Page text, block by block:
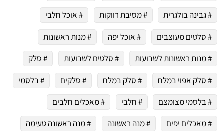
# גבינה בולגרית
# מסיבת רווקות
# אוכל חלבי
# סלטים מעוצבים
# אוכל יפה
# מנות ראשונות
# מנות ראשונות לשבועות
# סלטים לשבועות
# סלק
# סלק אפוי במלח
# סלק במלח # סלקים
# בלסמי
# בלסמי מצומצם
# חלבי
# מאכלים חלבים
# מאכלים יפים
# מנה ראשונה
# מנה ראשונה טעימה